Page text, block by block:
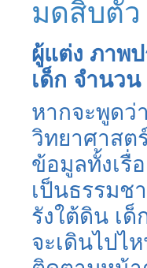
มดสิบตัว
ผู้แต่ง ภาพ
เด็ก จำนว
หากจะพูดว่
วิทยาศาสต
ข้อมูลทั้งเรื่
เป็นธรรมช
รังใต้ดิน เ
จะเดินไปไ